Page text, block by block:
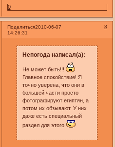
0
Поделиться 8
2010-06-07
14:26:31
Непогода написал(а):
Не может быть!!!
Главное спокойствие! Я
точно уверена, что они в
большей части просто
фотографируют египтян, а
потом их обзывают. У них
даже есть специальный
раздел для этого